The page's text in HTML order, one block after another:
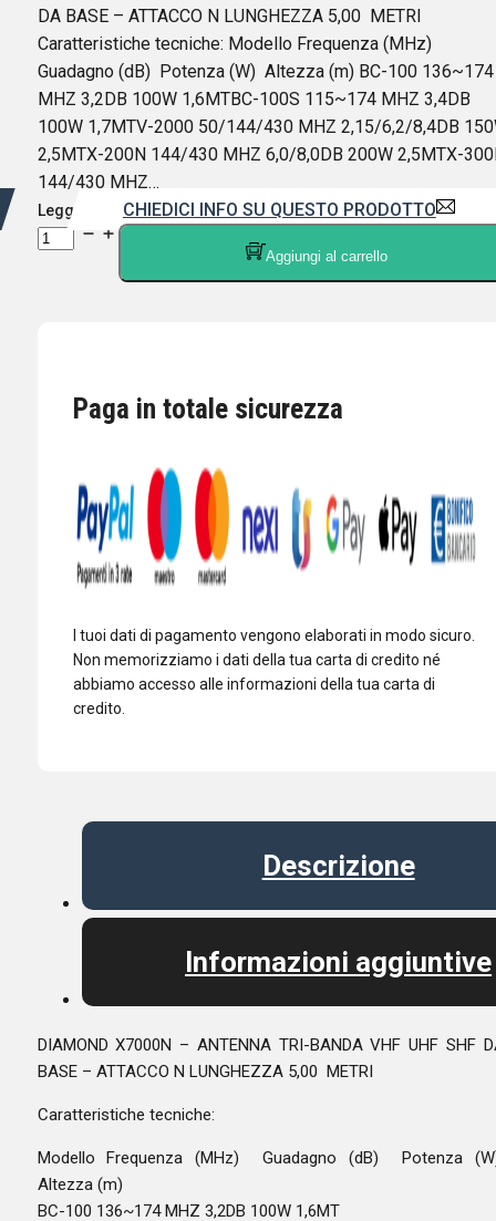
DA BASE – ATTACCO N LUNGHEZZA 5,00 METRI
Caratteristiche tecniche: Modello Frequenza (MHz)
Guadagno (dB) Potenza (W) Altezza (m) BC-100 136~174
MHZ 3,2DB 100W 1,6MTBC-100S 115~174 MHZ 3,4DB
100W 1,7MTV-2000 50/144/430 MHZ 2,15/6,2/8,4DB
2,5MTX-200N 144/430 MHZ 6,0/8,0DB 200W 2,5MTX-
144/430 MHZ…
Leggi di più CHIEDICI INFO SU QUESTO PRODOTTO
DIAMOND
ALTEZZA
quantità
Aggiungi al carrello
Paga in totale sicurezza
I tuoi dati di pagamento vengono elaborati in modo sicuro.
Non memorizziamo i dati della tua carta di credito né
abbiamo accesso alle informazioni della tua carta di
credito.
Descrizione
Informazioni aggiuntive
DIAMOND X7000N – ANTENNA TRI-BANDA VHF UHF SHF
BASE – ATTACCO N LUNGHEZZA 5,00 METRI
Caratteristiche tecniche:
Modello Frequenza (MHz) Guadagno (dB) Potenza
Altezza (m)
BC-100 136~174 MHZ 3,2DB 100W 1,6MT